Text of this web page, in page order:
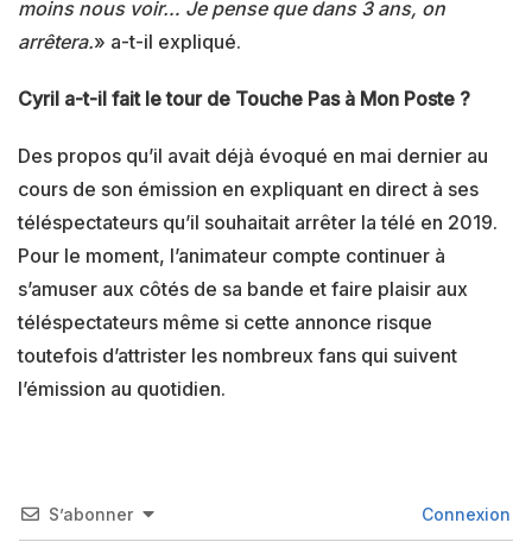
moins nous voir… Je pense que dans 3 ans, on
arrêtera.» a-t-il expliqué.
Cyril a-t-il fait le tour de Touche Pas à Mon Poste ?
Des propos qu’il avait déjà évoqué en mai dernier au
cours de son émission en expliquant en direct à ses
téléspectateurs qu’il souhaitait arrêter la télé en 2019.
Pour le moment, l’animateur compte continuer à
s’amuser aux côtés de sa bande et faire plaisir aux
téléspectateurs même si cette annonce risque
toutefois d’attrister les nombreux fans qui suivent
l’émission au quotidien.
S’abonner Connexion